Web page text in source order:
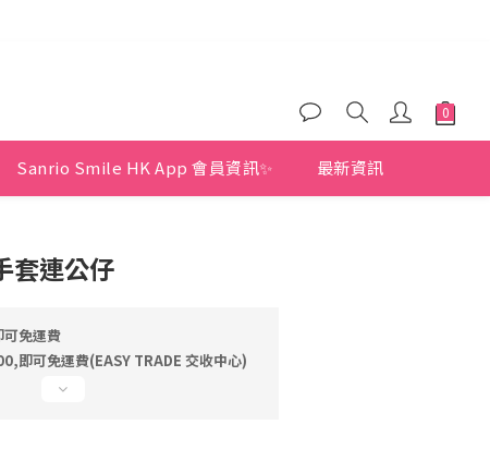
Sanrio Smile HK App 會員資訊✨ 最新資訊
套連公仔
免運費
即可免運費(EASY TRADE 交收中心)